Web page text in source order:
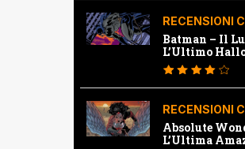
RECENSIONI
Batman – Il
L’Ultimo
RECENSIONI
Absolute
L’Ultima